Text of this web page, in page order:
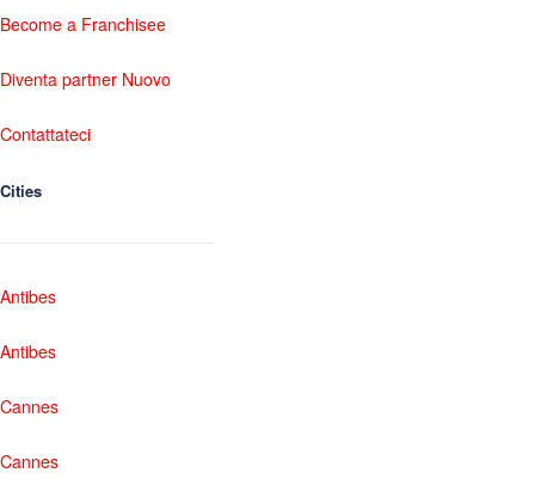
Become a Franchisee
Diventa partner Nuovo
Contattateci
Cities
Antibes
Antibes
Cannes
Cannes